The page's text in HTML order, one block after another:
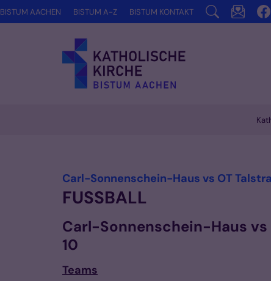
Zum Inhalt springen
BISTUM AACHEN BISTUM A-Z BISTUM KONTAKT
Carl-Sonnenschein-Haus vs OT
FUSSBALL
Carl-Sonnenschein-Haus vs
10
Teams